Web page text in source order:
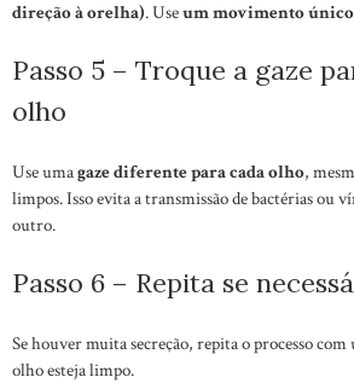
direção à orelha). Useum movimento único
Passo 5 – Troque a gaze
olho
Use umagaze diferente para cada olho,
limpos. Isso evita a transmissão de bactérias ou
outro.
Passo 6 – Repita se
Se houver muita secreção, repita o processo com
olho esteja limpo.